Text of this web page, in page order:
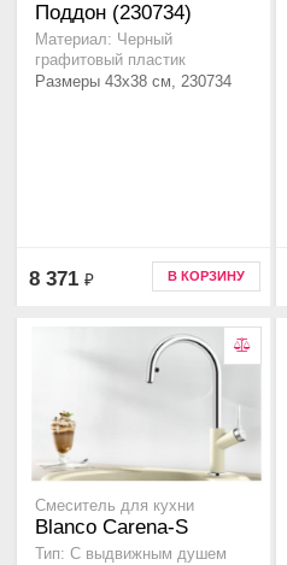
Поддон (230734)
Материал: Черный
графитовый пластик
Размеры 43x38 см, 230734
8 371 ₽ В КОРЗИНУ
Смеситель для кухни
Blanco Carena-S
Тип: C выдвижным душем